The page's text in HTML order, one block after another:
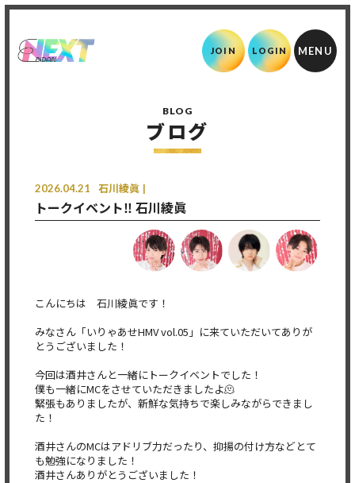
JOIN LOGIN
BLOG
ブログ
2026.04.21 石川綾眞
トークイベント‼️ 石川綾眞
こんにちは 石川綾眞です！
みなさん「いりゃあせHMV vol.05」に来ていただいてありが
とうございました！
今回は酒井さんと一緒にトークイベントでした！
僕も一緒にMCをさせていただきましたよ🫠
緊張もありましたが、新鮮な気持ちで楽しみながらできまし
た！
酒井さんのMCはアドリブ力だったり、 抑揚の付け方などとて
も勉強になりました！
酒井さんありがとうございました！